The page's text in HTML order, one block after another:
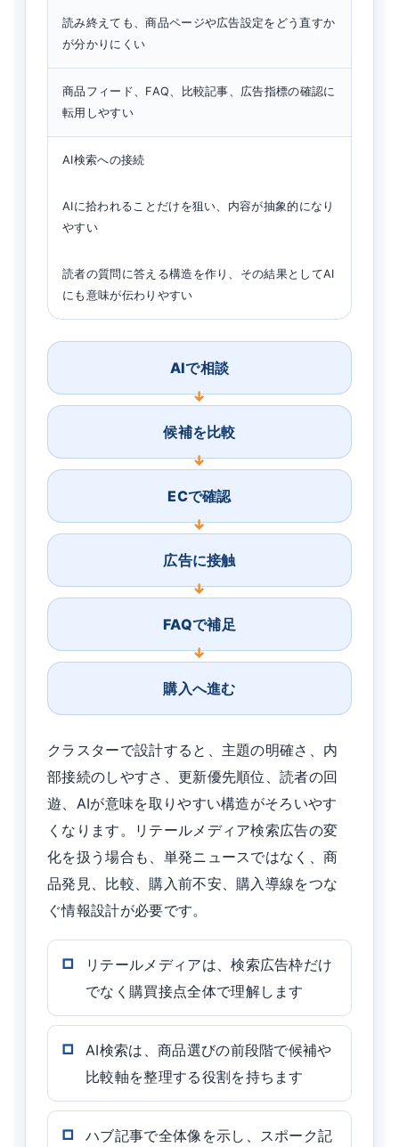
読み終えても、商品ページや広告設定をどう直すか
が分かりにくい
商品フィード、FAQ、比較記事、広告指標の確認に
転用しやすい
AI検索への接続
AIに拾われることだけを狙い、内容が抽象的になり
やすい
読者の質問に答える構造を作り、その結果としてAI
にも意味が伝わりやすい
AIで相談
候補を比較
ECで確認
広告に接触
FAQで補足
購入へ進む
クラスターで設計すると、主題の明確さ、内
部接続のしやすさ、更新優先順位、読者の回
遊、AIが意味を取りやすい構造がそろいやす
くなります。リテールメディア検索広告の変
化を扱う場合も、単発ニュースではなく、商
品発見、比較、購入前不安、購入導線をつな
ぐ情報設計が必要です。
リテールメディアは、検索広告枠だけ
でなく購買接点全体で理解します
AI検索は、商品選びの前段階で候補や
比較軸を整理する役割を持ちます
ハブ記事で全体像を示し、スポーク記